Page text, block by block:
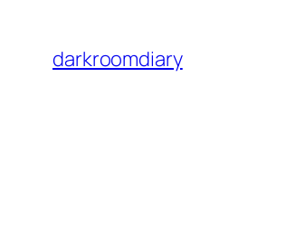
content
darkroomdiary